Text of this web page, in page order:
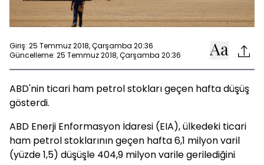
Giriş: 25 Temmuz 2018, Çarşamba 20:36
Güncelleme: 25 Temmuz 2018, Çarşamba 20:36
ABD'nin ticari ham petrol stokları geçen hafta düşüş
gösterdi.
ABD Enerji Enformasyon İdaresi (EIA), ülkedeki ticari
ham petrol stoklarının geçen hafta 6,1 milyon varil
(yüzde 1,5) düşüşle 404,9 milyon varile gerilediğini